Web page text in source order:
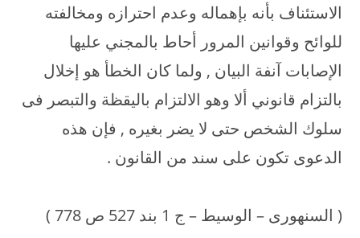
الاستئناف بأنه بإهماله وعدم احترازه ومخالفته
للوائح وقوانين المرور أحاط بالمجني عليها
الإصابات آنفة البيان , ولما كان الخطأ هو إخلال
بالتزام قانوني ألا وهو الالتزام باليقظة والتبصر فى
سلوك الشخص حتى لا يضر بغيره , فإن هذه
الدعوى تكون على سند من القانون .
( السنهورى – الوسيط – ج 1 بند 527 ص 778 )